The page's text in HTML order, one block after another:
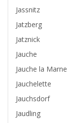
Jassnitz
Jatzberg
Jatznick
Jauche
Jauche la Marne
Jauchelette
Jauchsdorf
Jaudling